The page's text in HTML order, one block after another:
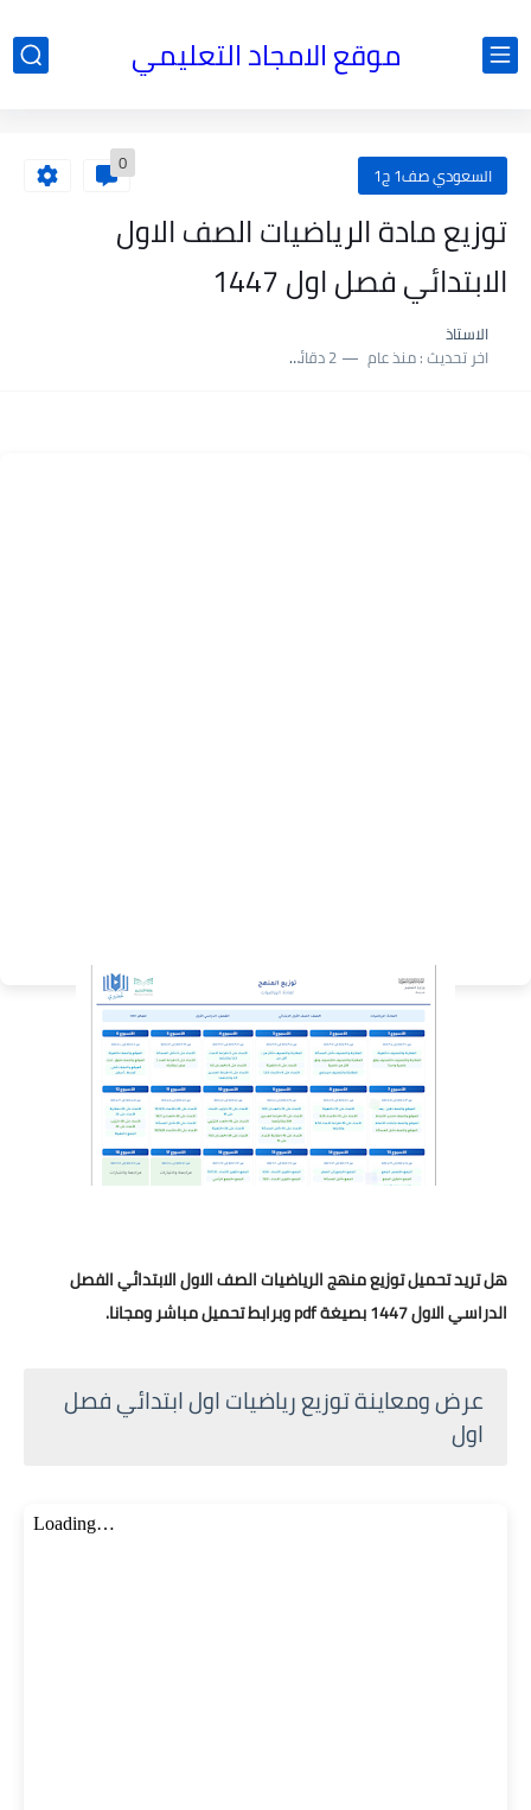
موقع الامجاد التعليمي
السعودي صف1 ج1 0
توزيع مادة الرياضيات الصف الاول
الابتدائي فصل اول 1447
الاستاذ
اخر تحديث :منذ عام 2 دقائق للقراءة
هل تريد تحميل توزيع منهج الرياضيات الصف الاول الابتدائي الفصل
الدراسي الاول 1447 بصيغة pdf وبرابط تحميل مباشر ومجانا.
عرض ومعاينة توزيع رياضيات اول ابتدائي فصل
اول